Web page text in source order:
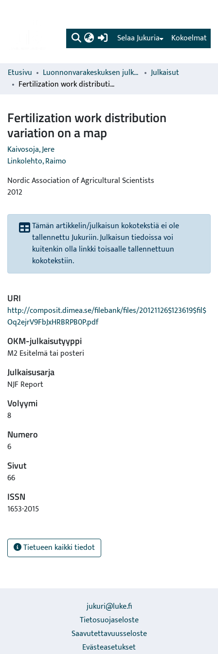
(current) Kokoelmat
Selaa Jukuria
Etusivu Luonnonvarakeskuksen julkaisut
Julkaisut
Fertilization work distribution variation on a map
Fertilization work distribution
variation on a map
Kaivosoja, Jere
Linkolehto, Raimo
Nordic Association of Agricultural Scientists
2012
Tämän artikkelin/julkaisun kokotekstiä ei ole
tallennettu Jukuriin. Julkaisun tiedoissa voi
kuitenkin olla linkki toisaalle tallennettuun
kokotekstiin.
URI
http://composit.dimea.se/filebank/files/20121126$123619$fil$
Oq2ejrV9FbJxHRBRPB0P.pdf
OKM-julkaisutyyppi
M2 Esitelmä tai posteri
Julkaisusarja
NJF Report
Volyymi
8
Numero
6
Sivut
66
ISSN
1653-2015
Tietueen kaikki tiedot
jukuri@luke.fi
Tietosuojaseloste
Saavutettavuusseloste
Evästeasetukset